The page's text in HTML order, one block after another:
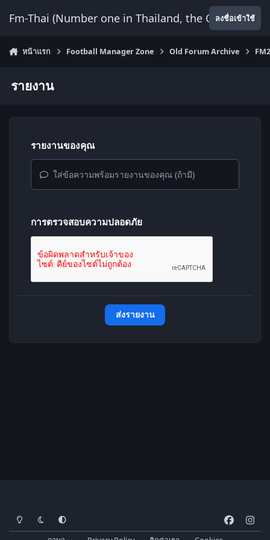
Fm-Thai (Number one in Thailand, the Onlyลงชื่อเข้าใช้
หน้าแรก Football Manager Zone Old Forum Archive
รายงาน
รายงานของคุณ
ใส่ข้อความพร้อมรายงานของคุณ (ถ้ามี)
การตรวจสอบความปลอดภัย
ส่งรายงาน
โหมดสว่างโหมดมืด การตั้งค่าระบบ
a
n